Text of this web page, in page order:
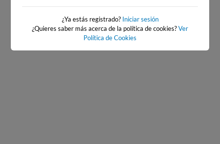
0.1 m PLATO
¿Ya estás registrado? Iniciar sesión
¿Quieres saber más acerca de la política de cookies?Ver
Política de Cookies